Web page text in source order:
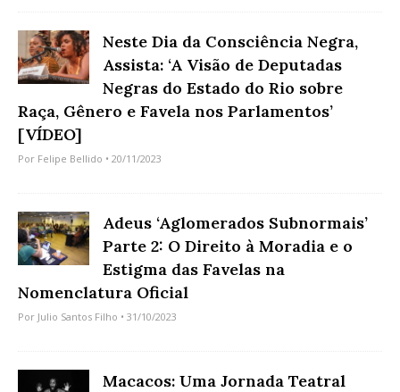
Neste Dia da Consciência Negra,
Assista: ‘A Visão de Deputadas
Negras do Estado do Rio sobre
Raça, Gênero e Favela nos Parlamentos’
[VÍDEO]
Por Felipe Bellido • 20/11/2023
Adeus ‘Aglomerados Subnormais’
Parte 2: O Direito à Moradia e o
Estigma das Favelas na
Nomenclatura Oficial
Por Julio Santos Filho • 31/10/2023
Macacos: Uma Jornada Teatral